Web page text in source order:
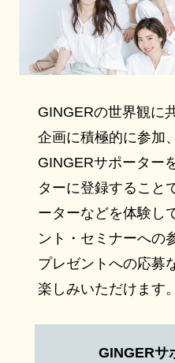
GINGERの世界観に
企画に積極的に参加
GINGERサポーター
ターに登録すること
ーターなどを体験し
ント・セミナーへの
プレゼントへの応募
楽しみいただけます。
GINGERサ